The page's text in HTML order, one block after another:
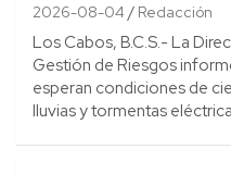
2026-08-04 Redacción
Los Cabos, B.C.S.- La
Gestión de Riesgos
esperan condiciones de
lluvias y tormentas